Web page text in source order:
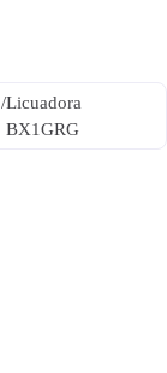
/Licuadora
BX1GRG